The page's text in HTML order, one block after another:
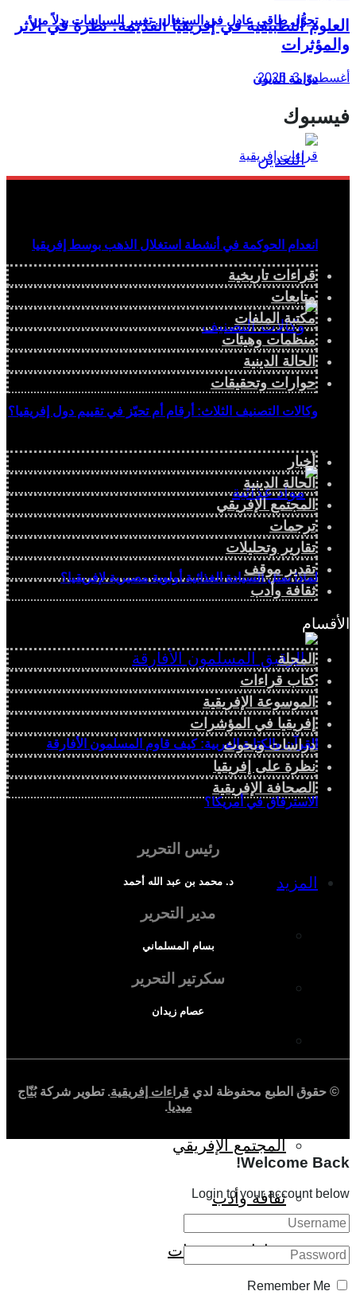
تحوُّل طاقي عادل في السنغال.. تغيير السياسات بدلاً من
دوّامة الديون
انعدام الحوكمة في أنشطة استغلال الذهب بوسط إفريقيا
وكالات التصنيف الثلاث: أرقام أم تحيّز في تقييم دول إفريقيا؟
لماذا تمثل السيادة الغذائية أولوية مصيرية لإفريقيا؟
القرآن والكتابة العربية: كيف قاوم المسلمون الأفارقة
الاسترقاق في أمريكا؟
المزيد
الحالة الدينية
الصحافة الإفريقية
المجتمع الإفريقي
ثقافة وأدب
حوارات وتحقيقات
العلوم التطبيقية في إفريقيا القديمة: نظرة في الأثر
والمؤثرات
أغسطس 3, 2026
فيسبوك
قراءات تاريخية
متابعات
مكتبة الملفات
منظمات وهيئات
الحالة الدينية
حوارات وتحقيقات
أخبار
الحالة الدينية
المجتمع الإفريقي
ترجمات
تقارير وتحليلات
تقدير موقف
ثقافة وأدب
الأقسام
المجلة
كتاب قراءات
الموسوعة الإفريقية
إفريقيا في المؤشرات
دراسات وبحوث
نظرة على إفريقيا
الصحافة الإفريقية
رئيس التحرير
د. محمد بن عبد الله أحمد
مدير التحرير
بسام المسلماني
سكرتير التحرير
عصام زيدان
© حقوق الطبع محفوظة لدي قراءات إفريقية. تطوير شركةبُنّاج
ميديا.
Welcome Back!
Login to your account below
Remember Me